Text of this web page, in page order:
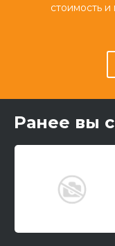
стоимость
Ранее вы